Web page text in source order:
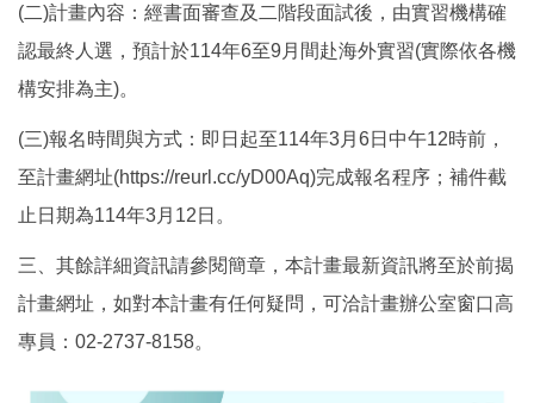
(二)計畫內容：經書面審查及二階段面試後，由實習機構確
認最終人選，預計於114年6至9月間赴海外實習(實際依各機
構安排為主)。
(三)報名時間與方式：即日起至114年3月6日中午12時前，
至計畫網址(https://reurl.cc/yD00Aq)完成報名程序；補件截
止日期為114年3月12日。
三、其餘詳細資訊請參閱簡章，本計畫最新資訊將至於前揭
計畫網址，如對本計畫有任何疑問，可洽計畫辦公室窗口高
專員：02-2737-8158。